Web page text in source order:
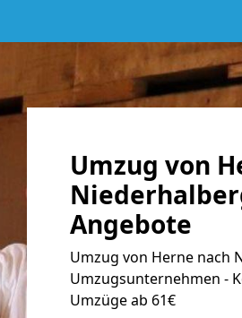
Umzug von
Angebote
Umzug von Herne nach
Umzugsunternehmen -
Umzüge ab 61€